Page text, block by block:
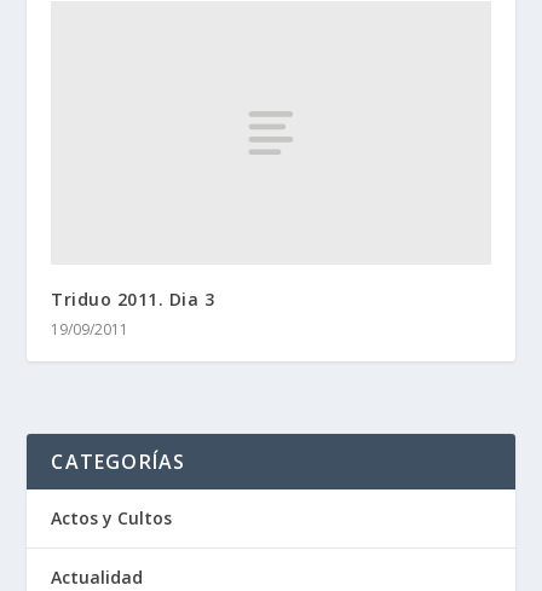
Triduo 2011. Dia 3
19/09/2011
CATEGORÍAS
Actos y Cultos
Actualidad